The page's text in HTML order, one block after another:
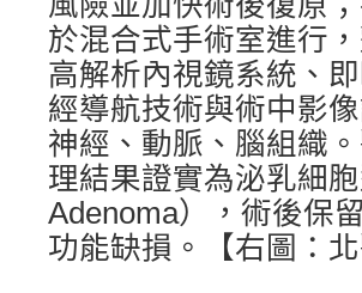
於混合式手術室進行
高解析內視鏡系統、
經導航技術與術中影
神經、動脈、腦組織
理結果證實為泌乳細
Adenoma），術後保
功能缺損。【右圖：